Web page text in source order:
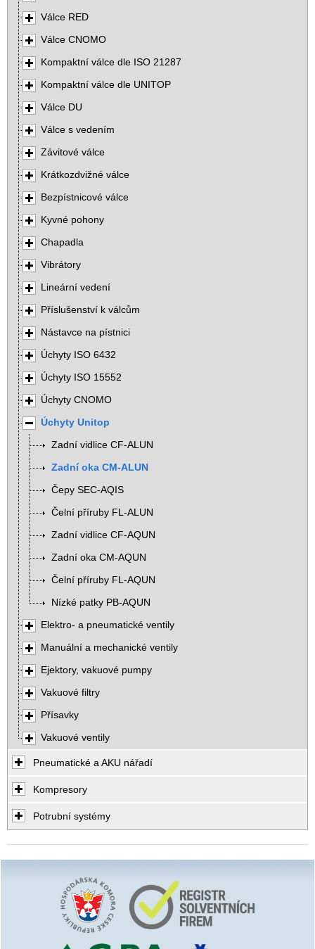
Válce RED
Válce CNOMO
Kompaktní válce dle ISO 21287
Kompaktní válce dle UNITOP
Válce DU
Válce s vedením
Závitové válce
Krátkozdvižné válce
Bezpístnicové válce
Kyvné pohony
Chapadla
Vibrátory
Lineární vedení
Příslušenství k válcům
Nástavce na pístnici
Úchyty ISO 6432
Úchyty ISO 15552
Úchyty CNOMO
Úchyty Unitop
Zadní vidlice CF-ALUN
Zadní oka CM-ALUN
Čepy SEC-AQIS
Čelní příruby FL-ALUN
Zadní vidlice CF-AQUN
Zadní oka CM-AQUN
Čelní příruby FL-AQUN
Nízké patky PB-AQUN
Elektro- a pneumatické ventily
Manuální a mechanické ventily
Ejektory, vakuové pumpy
Vakuové filtry
Přísavky
Vakuové ventily
Pneumatické a AKU nářadí
Kompresory
Potrubní systémy